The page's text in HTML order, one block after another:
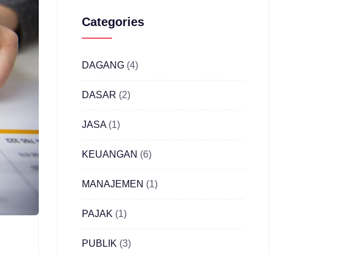
Categories
DAGANG (4)
DASAR (2)
JASA(1)
KEUANGAN (6)
MANAJEMEN (1)
PAJAK (1)
PUBLIK (3)